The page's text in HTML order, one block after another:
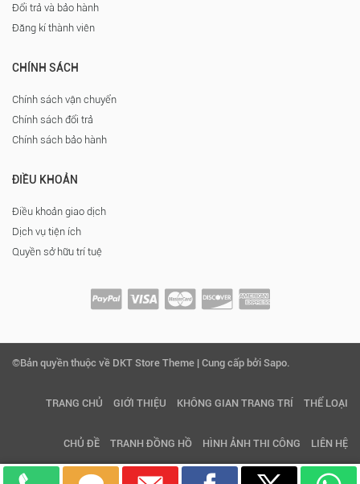
Đổi trả và bảo hành
Đăng kí thành viên
CHÍNH SÁCH
Chính sách vận chuyển
Chính sách đổi trả
Chính sách bảo hành
ĐIỀU KHOẢN
Điều khoản giao dịch
Dịch vụ tiện ích
Quyền sở hữu trí tuệ
©Bản quyền thuộc về DKT Store Theme | Cung cấp bởi Sapo.
TRANG CHỦ GIỚI THIỆU KHÔNG GIAN TRANG TRÍ THỂ LOẠI
CHỦ ĐỀ TRANH ĐỒNG HỒ HÌNH ẢNH THI CÔNG LIÊN HỆ